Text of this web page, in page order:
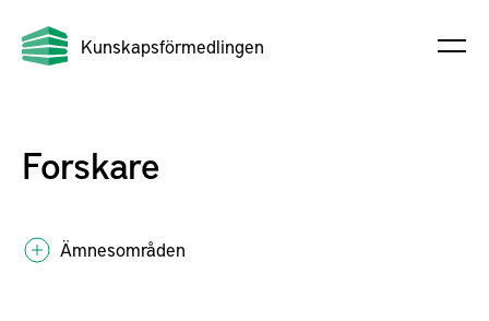
Kunskapsförmedlingen
Forskare
Ämnesområden